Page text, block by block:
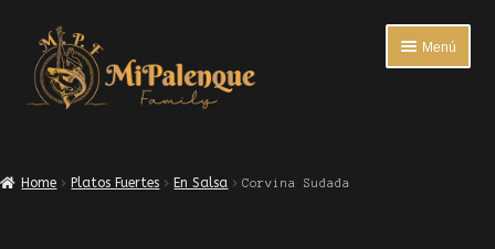
Menú
Home Platos Fuertes En Salsa Corvina Sudada